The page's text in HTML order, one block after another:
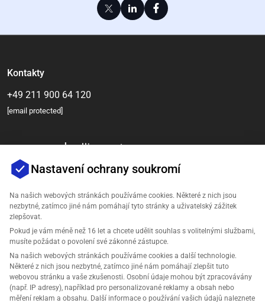
Kontakty
+49 211 900 64 120
[email protected]
Společnost
Podpora
Řešení pro Amazon
Nastavení ochrany soukromí
Na našich webových stránkách používáme cookies. Některé z nich jsou
nezbytné, zatímco jiné nám pomáhají tyto stránky a uživatelský zážitek
zlepšovat.
Pokud je vám méně než 16 let a chcete udělit souhlas s volitelnými službami,
musíte požádat o povolení své zákonné zástupce.
Na našich webových stránkách používáme cookies a další technologie.
Některé z nich jsou nezbytné, zatímco jiné nám pomáhají zlepšit tuto
webovou stránku a vaše zkušenosti. Osobní údaje mohou být zpracovávány
(např. IP adresy), například pro personalizované reklamy a obsah nebo
měření reklam a obsahu. Další informace o používání vašich údajů naleznete